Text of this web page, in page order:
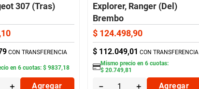
307 (Tras)
,10
CON TRANSFERENCIA
en6 cuotas:$ 9837,18
＋ Agregar
Explorer, Ranger (Del)
Brembo
$ 124.498,90
$ 112.049,01 CON TRANSFERENCIA
Mismo precio en 6cuotas:
$ 20.749,81
＋
－ Agregar